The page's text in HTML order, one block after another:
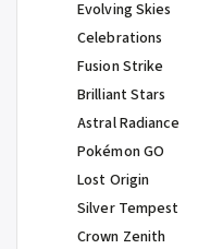
Evolving Skies
Celebrations
Fusion Strike
Brilliant Stars
Astral Radiance
Pokémon GO
Lost Origin
Silver Tempest
Crown Zenith